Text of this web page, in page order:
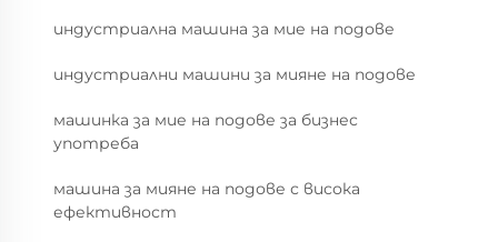
индустриална машина за мие на подове
индустриални машини за мияне на подове
машинка за мие на подове за бизнес
употреба
машина за мияне на подове с висока
ефективност